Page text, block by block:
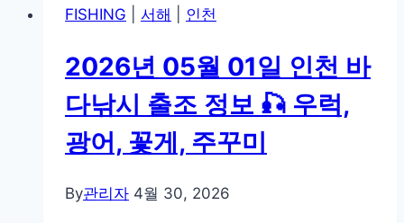
꾸
02
인
천
바
다
시
FISHING 서해 인천
2026년 05월 01일 인천 바
다낚시 출조 정보 🎣 우럭,
광어, 꽃게, 주꾸미
By관리자 4월 30, 2026